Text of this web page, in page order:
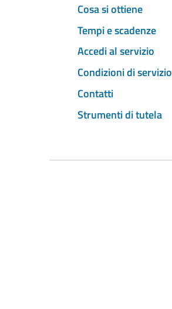
Cosa si ottiene
Tempi e scadenze
Accedi al servizio
Condizioni di servizio
Contatti
Strumenti di tutela